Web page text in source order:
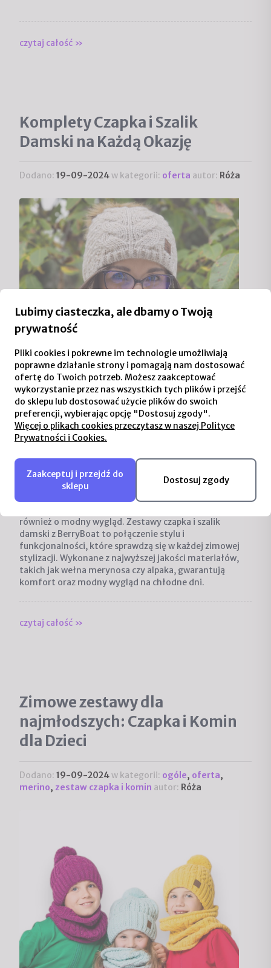
czytaj całość »
Komplety Czapka i Szalik
Damski na Każdą Okazję
Dodano: 19-09-2024w kategorii: oferta autor: Róża
również o modny wygląd. Zestawy czapka i szalik
damski z BerryBoat to połączenie stylu i
funkcjonalności, które sprawdzą się w każdej zimowej
stylizacji. Wykonane z najwyższej jakości materiałów,
takich jak wełna merynosa czy alpaka, gwarantują
komfort oraz modny wygląd na chłodne dni.
czytaj całość »
Zimowe zestawy dla
najmłodszych: Czapka i Komin
dla Dzieci
Dodano: 19-09-2024w kategorii: ogóle, oferta,
merino, zestaw czapka i komin autor: Róża
Lubimy ciasteczka, ale dbamy o Twoją
prywatność
Pliki cookies i pokrewne im technologie umożliwiają
poprawne działanie strony i pomagają nam dostosować
ofertę do Twoich potrzeb. Możesz zaakceptować
wykorzystanie przez nas wszystkich tych plików i przejść
do sklepu lub dostosować użycie plików do swoich
preferencji, wybierając opcję "Dostosuj zgody".
Więcej o plikach cookies przeczytasz w naszej Polityce
Prywatności i Cookies.
Zaakceptuj i przejdź do
sklepu
Dostosuj zgody